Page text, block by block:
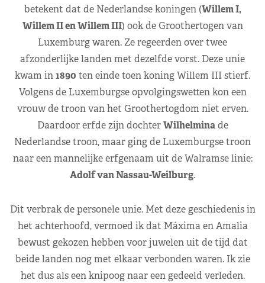
betekent dat de Nederlandse koningen (Willem I,
Willem II en Willem III) ook de Groothertogen van
Luxemburg waren. Ze regeerden over twee
afzonderlijke landen met dezelfde vorst. Deze unie
kwam in1890 ten einde toen koning Willem III stierf.
Volgens de Luxemburgse opvolgingswetten kon een
vrouw de troon van het Groothertogdom niet erven.
Daardoor erfde zijn dochterWilhelminade
Nederlandse troon, maar ging de Luxemburgse troon
naar een mannelijke erfgenaam uit de Walramse linie:
Adolf van Nassau-Weilburg.
Dit verbrak de personele unie. Met deze geschiedenis in
het achterhoofd, vermoed ik dat Máxima en Amalia
bewust gekozen hebben voor juwelen uit de tijd dat
beide landen nog met elkaar verbonden waren. Ik zie
het dus als een knipoog naar een gedeeld verleden.